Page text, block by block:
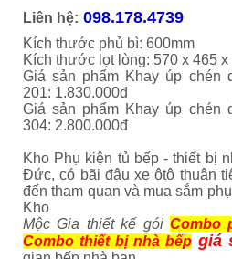
Liên hệ: 098.178.4739
Kích thước phủ bì: 600mm
Kích thước lọt lòng: 570 x 465 x
Giá sản phẩm Khay úp chén
201: 1.830.000đ
Giá sản phẩm Khay úp chén
304: 2.800.000đ
Kho Phụ kiện tủ bếp - thiết bị
Đức, có bãi đậu xe ôtô thuận
đến tham quan và mua sắm
Kho
Mộc Gia thiết kế gói Combo
Combo thiết bị nhà bếp giá